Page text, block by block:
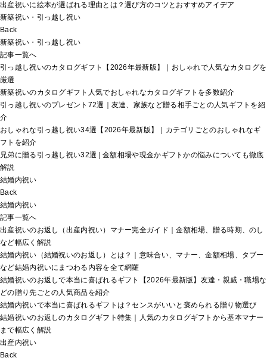
出産祝いに絵本が選ばれる理由とは？選び方のコツとおすすめアイデア
新築祝い・引っ越し祝い
Back
新築祝い・引っ越し祝い
記事一覧へ
引っ越し祝いのカタログギフト【2026年最新版】｜おしゃれで人気なカタログを
厳選
新築祝いのカタログギフト人気でおしゃれなカタログギフトを多数紹介
引っ越し祝いのプレゼント72選｜友達、家族など贈る相手ごとの人気ギフトを紹
介
おしゃれな引っ越し祝い34選【2026年最新版】｜カテゴリごとのおしゃれなギ
フトを紹介
兄弟に贈る引っ越し祝い32選 | 金額相場や現金かギフトかの悩みについても徹底
解説
結婚内祝い
Back
結婚内祝い
記事一覧へ
出産祝いのお返し（出産内祝い）マナー完全ガイド｜金額相場、贈る時期、のし
など幅広く解説
結婚内祝い（結婚祝いのお返し）とは？｜意味合い、マナー、金額相場、タブー
など結婚内祝いにまつわる内容を全て網羅
結婚祝いのお返しで本当に喜ばれるギフト【2026年最新版】友達・親戚・職場な
どの贈り先ごとの人気商品を紹介
結婚内祝いで本当に喜ばれるギフトは？センスがいいと褒められる贈り物選び
結婚祝いのお返しのカタログギフト特集｜人気のカタログギフトから基本マナー
まで幅広く解説
出産内祝い
Back